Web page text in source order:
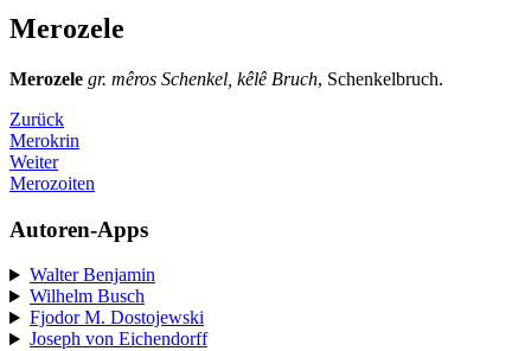
Merozele
Merozele gr. mêros Schenkel, kêlê Bruch, Schenkelbruch.
Zurück
Merokrin
Weiter
Merozoiten
Autoren-Apps
Walter Benjamin
Wilhelm Busch
Fjodor M. Dostojewski
Joseph von Eichendorff